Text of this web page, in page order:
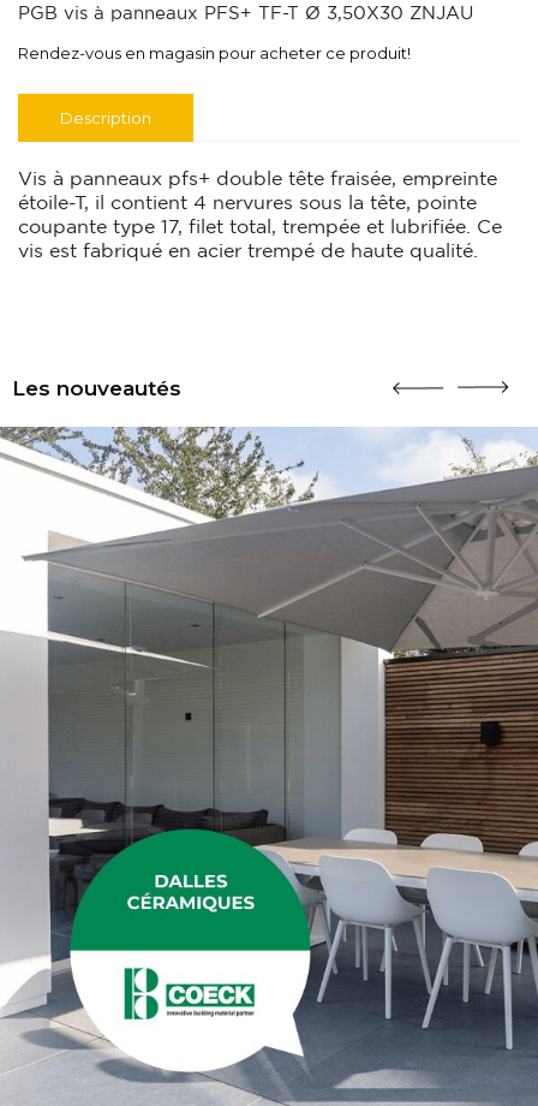
PGB vis à panneaux PFS+ TF-T Ø 3,50X30 ZNJAU
Rendez-vous en magasin pour acheter ce produit!
Description
Vis à panneaux pfs+ double tête fraisée, empreinte
étoile-T, il contient 4 nervures sous la tête, pointe
coupante type 17, filet total, trempée et lubrifiée. Ce
vis est fabriqué en acier trempé de haute qualité.
Les nouveautés